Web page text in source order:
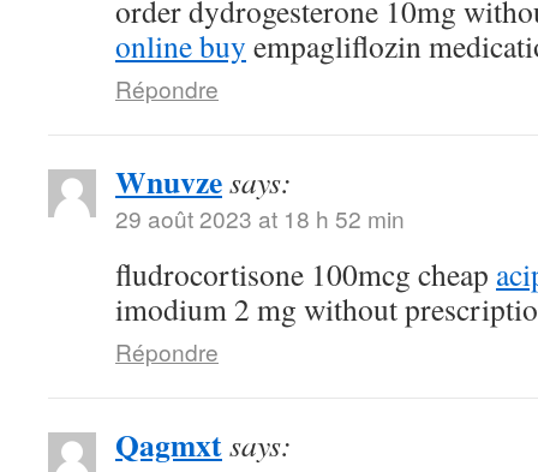
order dydrogesterone 10mg
online buy empagliflozin
Répondre
Wnuvzesays:
29 août 2023 at 18 h 52 min
fludrocortisone 100mcg cheap
imodium 2 mg without
Répondre
Qagmxtsays: